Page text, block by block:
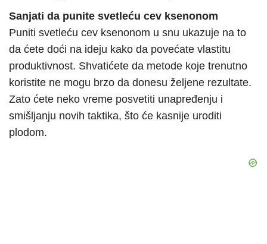
Sanjati da punite svetleću cev ksenonom
Puniti svetleću cev ksenonom u snu ukazuje na to
da ćete doći na ideju kako da povećate vlastitu
produktivnost. Shvatićete da metode koje trenutno
koristite ne mogu brzo da donesu željene rezultate.
Zato ćete neko vreme posvetiti unapređenju i
smišljanju novih taktika, što će kasnije uroditi
plodom.